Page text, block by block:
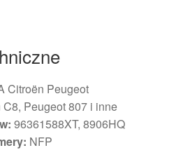
Citroën Peugeot
Peugeot 807 i inne
96361588XT, 8906HQ
NFP